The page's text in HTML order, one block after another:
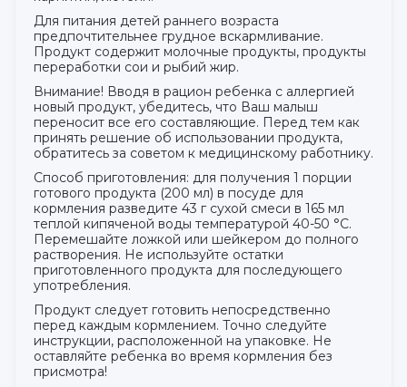
Для питания детей раннего возраста
предпочтительнее грудное вскармливание.
Продукт содержит молочные продукты, продукты
переработки сои и рыбий жир.
Внимание! Вводя в рацион ребенка с аллергией
новый продукт, убедитесь, что Ваш малыш
переносит все его составляющие. Перед тем как
принять решение об использовании продукта,
обратитесь за советом к медицинскому работнику.
Способ приготовления: для получения 1 порции
готового продукта (200 мл) в посуде для
кормления разведите 43 г сухой смеси в 165 мл
теплой кипяченой воды температурой 40-50 °С.
Перемешайте ложкой или шейкером до полного
растворения. Не используйте остатки
приготовленного продукта для последующего
употребления.
Продукт следует готовить непосредственно
перед каждым кормлением. Точно следуйте
инструкции, расположенной на упаковке. Не
оставляйте ребенка во время кормления без
присмотра!